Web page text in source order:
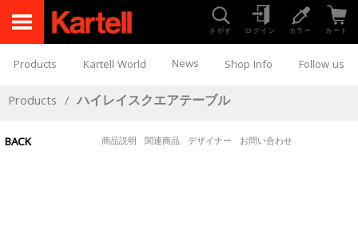
さがす ログイン カラー カート
Products Kartell World News Shop Info Follow us
Products / ハイレイスクエアテーブル
BACK 商品説明 関連商品 デザイナー お問い合わせ